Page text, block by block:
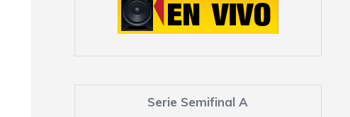
Serie Semifinal A